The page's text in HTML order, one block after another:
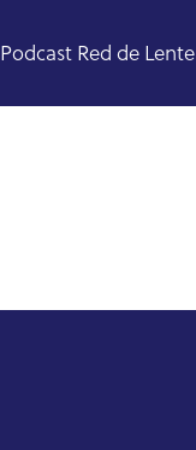
Podcast Red de Lente